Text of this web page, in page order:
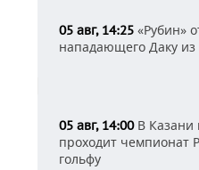
05 авг, 14:25 «Рубин»
нападающего Даку из
05 авг, 14:00В Казани
проходит чемпионат
гольфу